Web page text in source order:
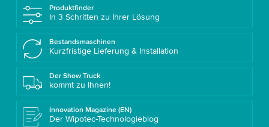
Produktfinder
In 3 Schritten zu Ihrer Lösung
Bestandsmaschinen
Kurzfristige Lieferung & Installation
Der Show Truck
kommt zu Ihnen!
Innovation Magazine (EN)
Der Wipotec-Technologieblog